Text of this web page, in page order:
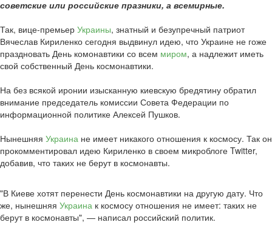
советские или российские празники, а всемирные.
Так, вице-премьер Украины, знатный и безупречный патриот
Вячеслав Кириленко сегодня выдвинул идею, что Украине не гоже
праздновать День комонавтики со всем миром, а надлежит иметь
свой собственный День космонавтики.
На без всякой иронии изысканную киевскую бредятину обратил
внимание председатель комиссии Совета Федерации по
информационной политике Алексей Пушков.
Нынешняя Украина не имеет никакого отношения к космосу. Так он
прокомментировал идею Кириленко в своем микроблоге Twitter,
добавив, что таких не берут в космонавты.
"В Киеве хотят перенести День космонавтики на другую дату. Что
же, нынешняя Украина к космосу отношения не имеет: таких не
берут в космонавты", — написал российский политик.